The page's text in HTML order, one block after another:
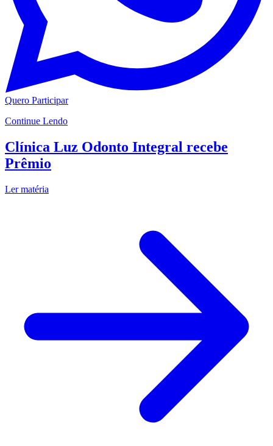
Quero Participar
Continue Lendo
Clínica Luz Odonto Integral recebe
Prêmio
Ler matéria